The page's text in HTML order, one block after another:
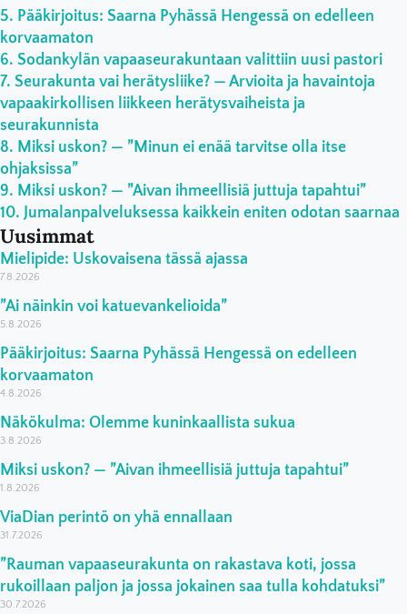
Pääkirjoitus: Saarna Pyhässä Hengessä on edelleen
korvaamaton
Sodankylän vapaaseurakuntaan valittiin uusi pastori
Seurakunta vai herätysliike? — Arvioita ja havaintoja
vapaakirkollisen liikkeen herätysvaiheista ja
seurakunnista
Miksi uskon? — ”Minun ei enää tarvitse olla itse
ohjaksissa”
Miksi uskon? — ”Aivan ihmeellisiä juttuja tapahtui”
Jumalanpalveluksessa kaikkein eniten odotan saarnaa
Uusimmat
Mielipide: Uskovaisena tässä ajassa
7.8.2026
”Ai näinkin voi katuevankelioida”
5.8.2026
Pääkirjoitus: Saarna Pyhässä Hengessä on edelleen
korvaamaton
4.8.2026
Näkökulma: Olemme kuninkaallista sukua
3.8.2026
Miksi uskon? — ”Aivan ihmeellisiä juttuja tapahtui”
1.8.2026
ViaDian perintö on yhä ennallaan
31.7.2026
”Rauman vapaaseurakunta on rakastava koti, jossa
rukoillaan paljon ja jossa jokainen saa tulla kohdatuksi”
30.7.2026